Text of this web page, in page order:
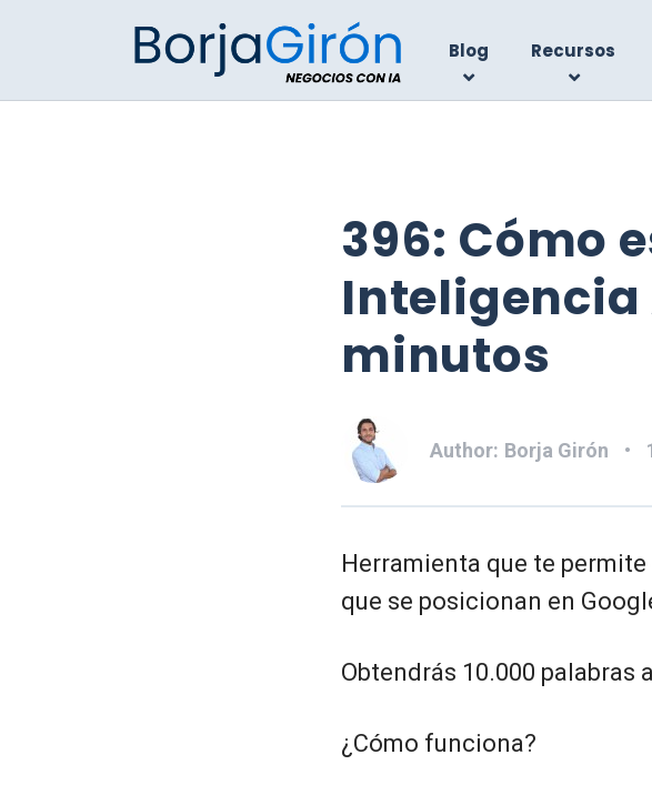
Blog Recursos
396: Cómo
minutos
Author: Borja Girón
Herramienta que te
que se posicionan en
Obtendrás 10.000
¿Cómo funciona?